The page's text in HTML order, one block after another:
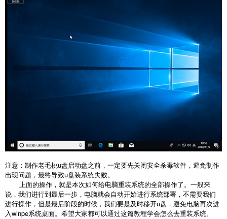
注意：制作老毛桃u盘启动盘之前，一定要先关闭安全杀毒软件，避免制作
出现问题，最终导致u盘装系统失败。
上面的操作，就是本次如何给电脑重装系统的全部操作了。一般来
说，我们进行到最后一步，电脑就会自动开始进行系统部署，不需要我们
进行操作，但是最后阶段的时候，我们要是及时移开u盘，避免电脑再次进
入winpe系统桌面。希望大家都可以通过这篇教程学会怎么去重装系统。